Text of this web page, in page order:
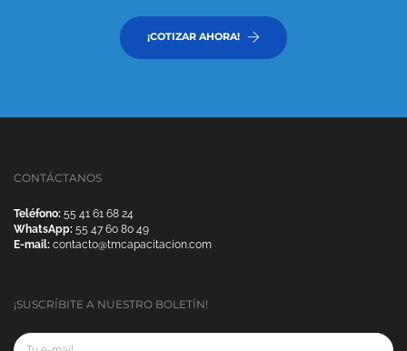
¡COTIZAR AHORA!
CONTÁCTANOS
Teléfono: 55 41 61 68 24
WhatsApp: 55 47 60 80 49
E-mail: contacto@tmcapacitacion.com
¡SUSCRÍBITE A NUESTRO BOLETÍN!